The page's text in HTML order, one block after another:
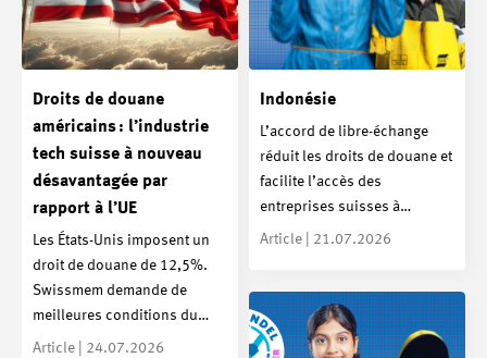
Droits de douane
américains : l’industrie
tech suisse à nouveau
désavantagée par
rapport à l’UE
Les États-Unis imposent un
droit de douane de 12,5%.
Swissmem demande de
meilleures conditions du…
Article | 24.07.2026
Indonésie
L’accord de libre-échange
réduit les droits de douane et
facilite l’accès des
entreprises suisses à…
Article | 21.07.2026